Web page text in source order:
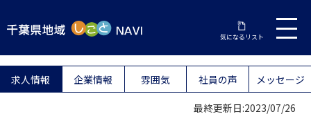
気になるリスト
求人情報 企業情報 雰囲気 社員の声 メッセージ
最終更新日:2023/07/26